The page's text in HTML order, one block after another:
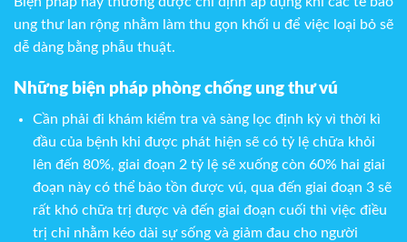
ung thư lan rộng nhằm làm thu gọn khối u để việc loại bỏ sẽ
dễ dàng bằng phẫu thuật.
Những biện pháp phòng chống ung thư vú
Cần phải đi khám kiểm tra và sàng lọc định kỳ vì thời kì
đầu của bệnh khi được phát hiện sẽ có tỷ lệ chữa khỏi
lên đến 80%, giai đoạn 2 tỷ lệ sẽ xuống còn 60% hai giai
đoạn này có thể bảo tồn được vú, qua đến giai đoạn 3 sẽ
rất khó chữa trị được và đến giai đoạn cuối thì việc điều
trị chỉ nhằm kéo dài sự sống và giảm đau cho người